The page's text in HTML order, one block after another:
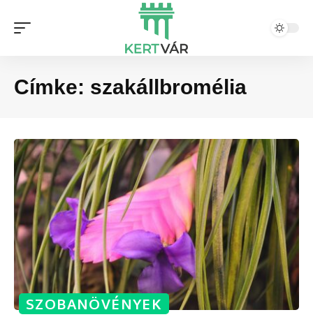
Címke: szakállbromélia
SZOBANÖVÉNYEK